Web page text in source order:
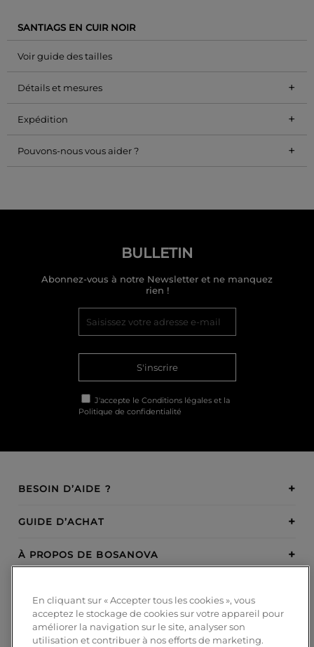
SANTIAGS EN CUIR NOIR
Voir guide des tailles
Détails et mesures +
Expédition +
Pouvons-nous vous aider ? +
BULLETIN
Abonnez-vous à notre Newsletter et ne manquez
rien !
S'inscrire
J'accepte le Conditions légales et la
Politique de confidentialité
BESOIN D’AIDE ?
GUIDE D’ACHAT
À PROPOS DE BOSANOVA
MODES DE PAIEMENT
En cliquant sur « Accepter tous les cookies », vous
acceptez le stockage de cookies sur votre appareil pour
améliorer la navigation sur le site, analyser son
utilisation et contribuer à nos efforts de marketing.